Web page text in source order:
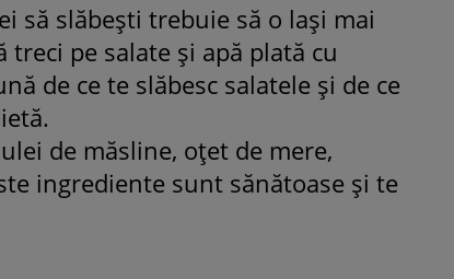
să slăbeşti trebuie să o laşi mai
treci pe salate şi apă plată cu
de ce te slăbesc salatele şi de ce
de măsline, oţet de mere,
ingrediente sunt sănătoase şi te
ROMÂNEŞTI VEDETE
Fiica Iuliei Albu și a lui Mihai